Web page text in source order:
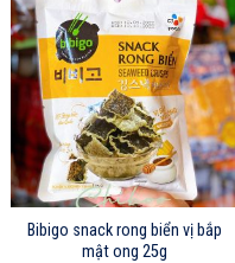
Bibigo snack rong biển vị bắp
mật ong 25g